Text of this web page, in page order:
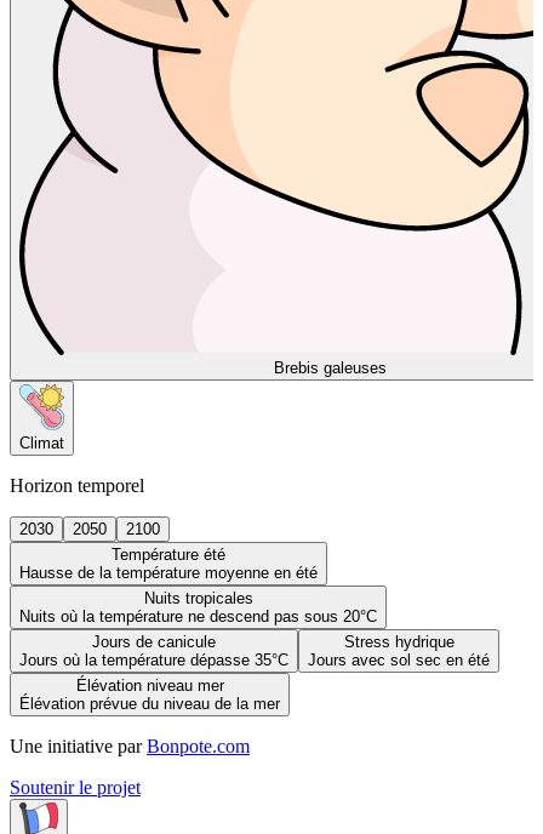
Brebis galeuses
Climat
Horizon temporel
2030 2050
2100
Température été
Hausse de la température moyenne en été
Nuits tropicales
Nuits où la température ne descend pas sous 20°C
Jours de canicule
Jours où la température dépasse 35°C
Stress hydrique
Jours avec sol sec en été
Élévation niveau mer
Élévation prévue du niveau de la mer
Une initiative par Bonpote.com
Soutenir le projet